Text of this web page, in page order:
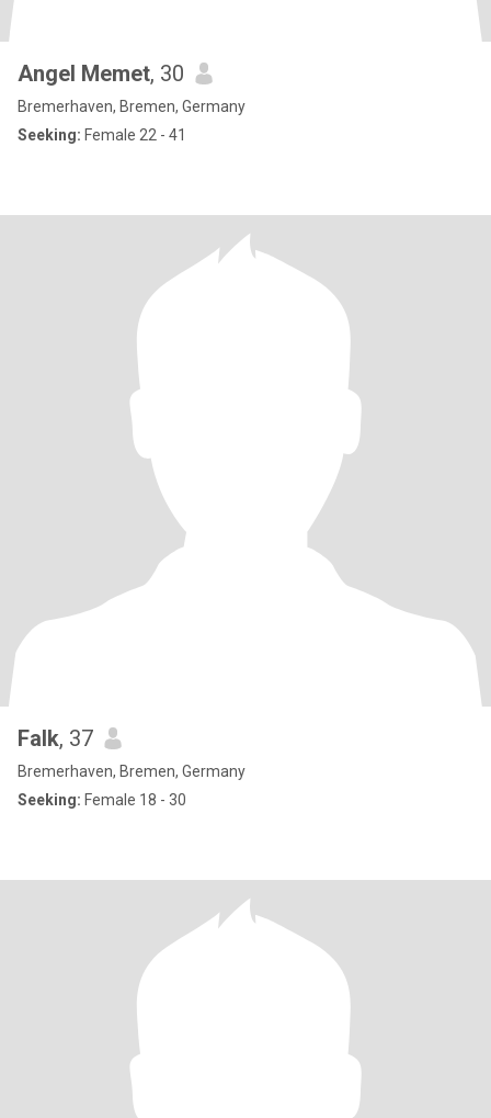
Angel Memet, 30
Bremerhaven, Bremen, Germany
Seeking: Female 22 - 41
Falk, 37
Bremerhaven, Bremen, Germany
Seeking: Female 18 - 30